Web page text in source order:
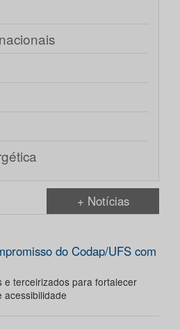
+ Notícias
do Codap/UFS com
e terceirizados para fortalecer
acessibilidade